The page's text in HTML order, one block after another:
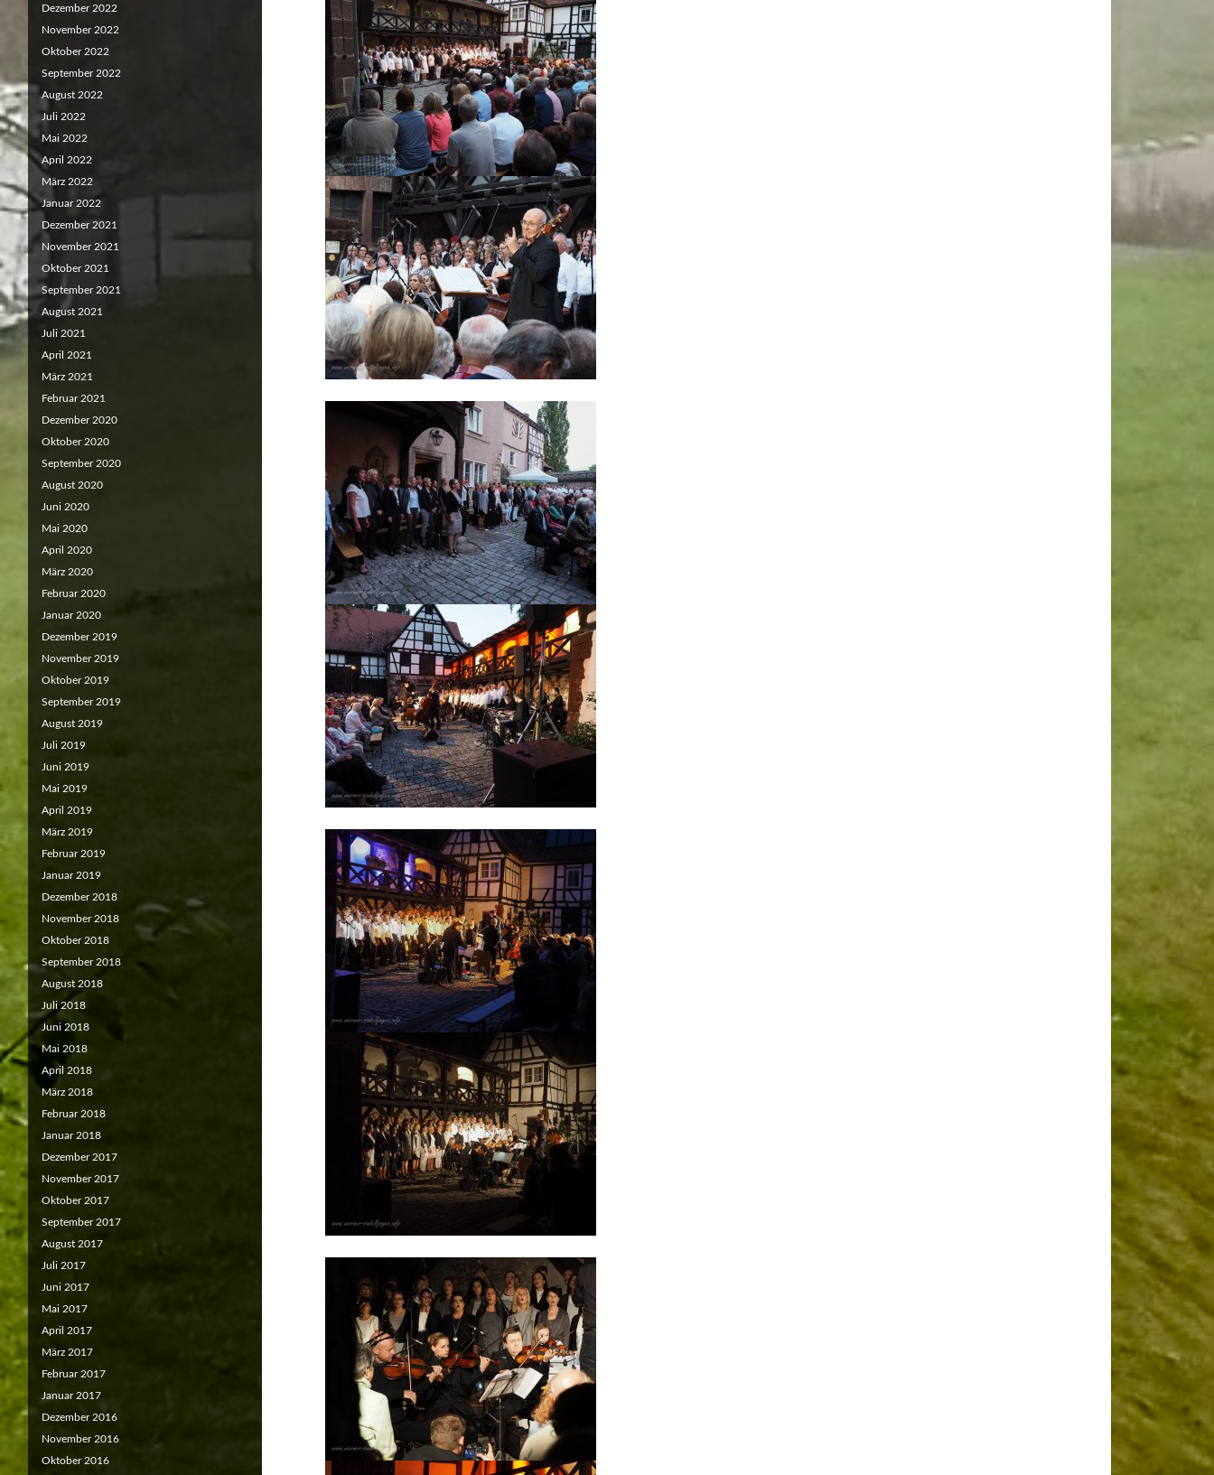
Dezember 2022
November 2022
Oktober 2022
September 2022
August 2022
Juli 2022
Mai 2022
April 2022
März 2022
Januar 2022
Dezember 2021
November 2021
Oktober 2021
September 2021
August 2021
Juli 2021
April 2021
März 2021
Februar 2021
Dezember 2020
Oktober 2020
September 2020
August 2020
Juni 2020
Mai 2020
April 2020
März 2020
Februar 2020
Januar 2020
Dezember 2019
November 2019
Oktober 2019
September 2019
August 2019
Juli 2019
Juni 2019
Mai 2019
April 2019
März 2019
Februar 2019
Januar 2019
Dezember 2018
November 2018
Oktober 2018
September 2018
August 2018
Juli 2018
Juni 2018
Mai 2018
April 2018
März 2018
Februar 2018
Januar 2018
Dezember 2017
November 2017
Oktober 2017
September 2017
August 2017
Juli 2017
Juni 2017
Mai 2017
April 2017
März 2017
Februar 2017
Januar 2017
Dezember 2016
November 2016
Oktober 2016